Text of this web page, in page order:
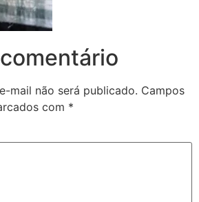
mail não será publicado. Campos
com *